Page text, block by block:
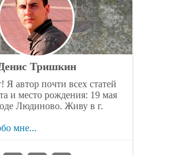
Тришкин
Я автор почти всех статей
и место рождения: 19 мая
Людиново. Живу в г.
мне...